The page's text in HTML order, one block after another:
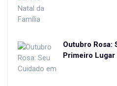
Outubro Rosa:
Primeiro Lugar